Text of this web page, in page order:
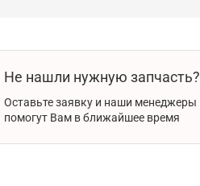
Не нашли нужную запчасть?
Оставьте заявку и наши менеджеры
помогут Вам в ближайшее время